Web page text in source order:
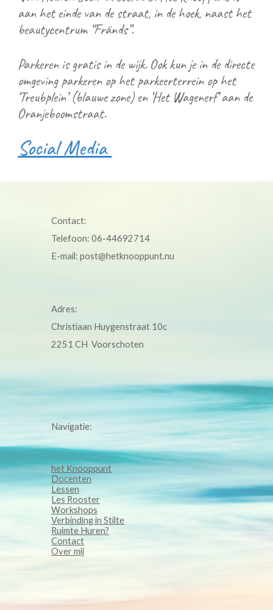
aan het einde van de straat, in de hoek, naast het
beautycentrum “Fränds”.
Parkeren is gratis in de wijk. Ook kun je in de directe
omgeving parkeren op het parkeerterrein op het
‘Treubplein’ (blauwe zone) en ‘Het Wagenerf’ aan de
Oranjeboomstraat.
Social Media
Contact:
Telefoon: 06-44692714
E-mail:post@hetknooppunt.nu
Adres:
Christiaan Huygenstraat 10c
2251 CH Voorschoten
Navigatie:
het Knooppunt
Docenten
Lessen
Les Rooster
Workshops
Verbinding in Stilte
Ruimte Huren?
Contact
Over mij